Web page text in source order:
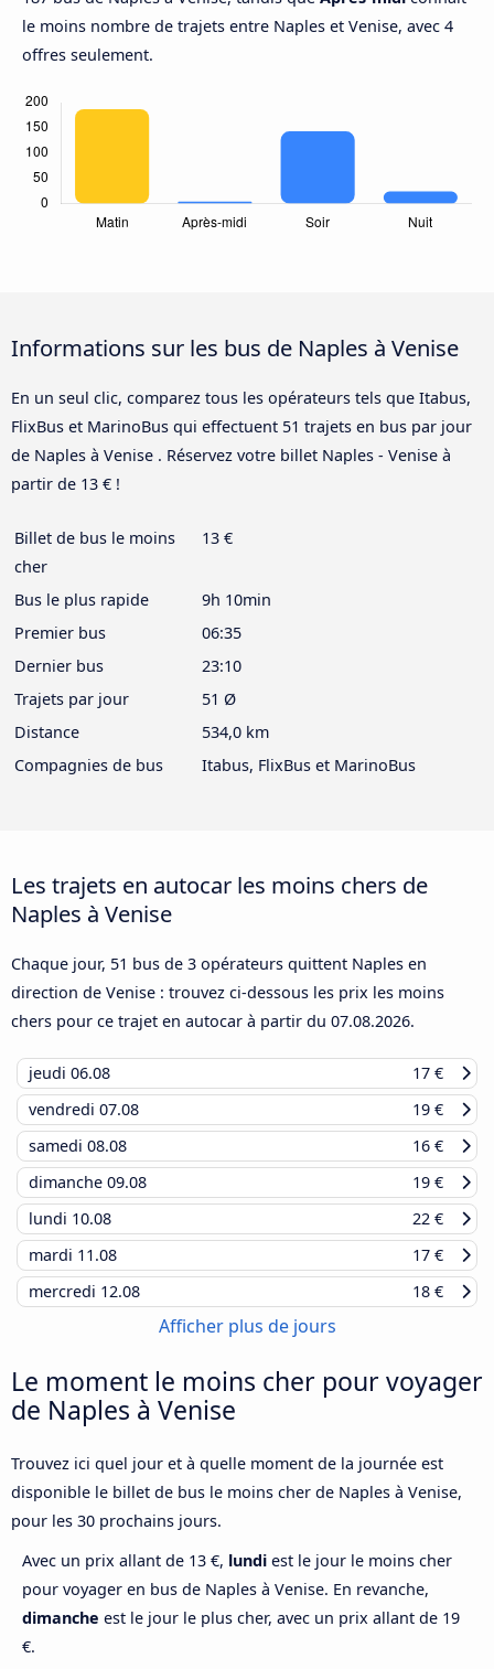
le moins nombre de trajets entre Naples et Venise, avec 4
offres seulement.
Informations sur les bus de Naples à Venise
En un seul clic, comparez tous les opérateurs tels que Itabus,
FlixBus et MarinoBus qui effectuent 51 trajets en bus par jour
de Naples à Venise . Réservez votre billet Naples - Venise à
partir de 13 € !
Billet de bus le moins
cher
13 €
Bus le plus rapide
9h 10min
Premier bus
06:35
Dernier bus
23:10
Trajets par jour
51 Ø
Distance
534,0 km
Compagnies de bus
Itabus, FlixBus et MarinoBus
Les trajets en autocar les moins chers de
Naples à Venise
Chaque jour, 51 bus de 3 opérateurs quittent Naples en
direction de Venise : trouvez ci-dessous les prix les moins
chers pour ce trajet en autocar à partir du 07.08.2026.
jeudi 06.08
17 €
vendredi 07.08
19 €
samedi 08.08
16 €
dimanche 09.08
19 €
lundi 10.08
22 €
mardi 11.08
17 €
mercredi 12.08 18 €
Afficher plus de jours
Le moment le moins cher pour voyager
de Naples à Venise
Trouvez ici quel jour et à quelle moment de la journée est
disponible le billet de bus le moins cher de Naples à Venise,
pour les 30 prochains jours.
Avec un prix allant de 13 €, lundi est le jour le moins cher
pour voyager en bus de Naples à Venise. En revanche,
dimanche est le jour le plus cher, avec un prix allant de 19
€.